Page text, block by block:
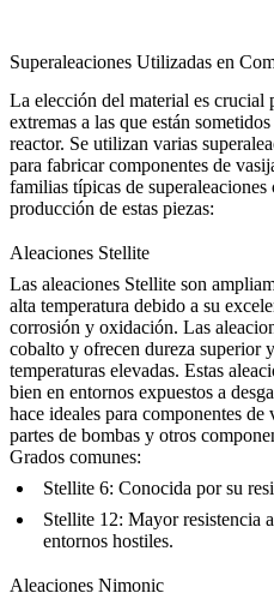
Superaleaciones Utilizadas en
La elección del material es crucial
extremas a las que están
reactor. Se utilizan varias
para fabricar componentes de
familias típicas de
producción de estas piezas:
Aleaciones Stellite
Las aleaciones Stellite son
alta temperatura debido a su
corrosión y oxidación. Las
cobalto y ofrecen dureza superior
temperaturas elevadas. Estas
bien en entornos expuestos a
hace ideales para componentes
partes de bombas y otros
Grados comunes:
Stellite 6: Conocida por su
Stellite 12: Mayor resistencia
entornos hostiles.
Aleaciones Nimonic